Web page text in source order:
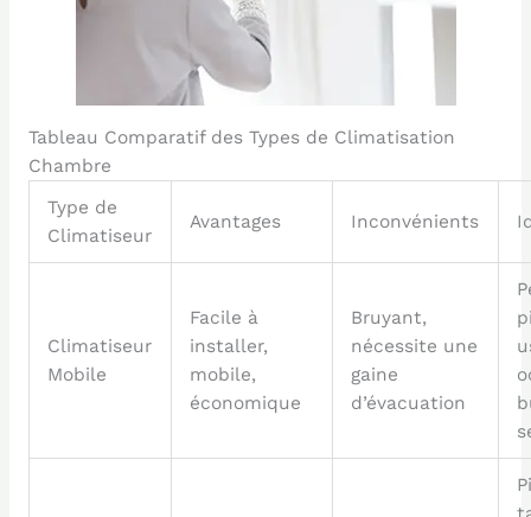
Tableau Comparatif des Types de Climatisation
Chambre
Type de
Climatiseur
Avantages Inconvénients
Climatiseur
Mobile
Facile à
installer,
mobile,
économique
Bruyant,
nécessite une
gaine
d’évacuation